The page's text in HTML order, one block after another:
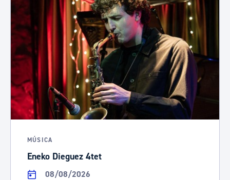
MÚSICA
Eneko Dieguez 4tet
08/08/2026